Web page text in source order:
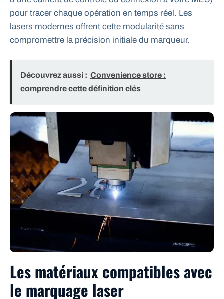
pour tracer chaque opération en temps réel. Les
lasers modernes offrent cette modularité sans
compromettre la précision initiale du marqueur.
Découvrez aussi : Convenience store :
comprendre cette définition clés
Les matériaux compatibles avec
le marquage laser